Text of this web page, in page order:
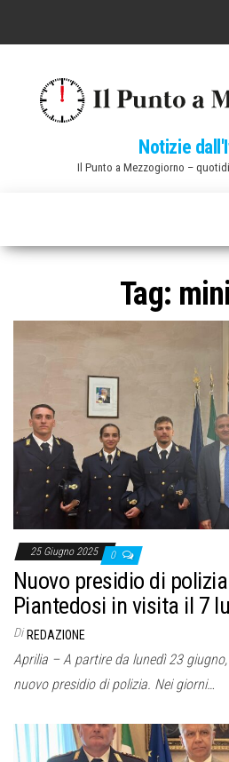
Notizie
Il Punto a Mezzogiorno –
Tag:
25 Giugno 2025 0
Nuovo presidio di
Piantedosi in visita il 7
Di REDAZIONE
Aprilia – A partire da lunedì 23
nuovo presidio di polizia. Nei giorni…